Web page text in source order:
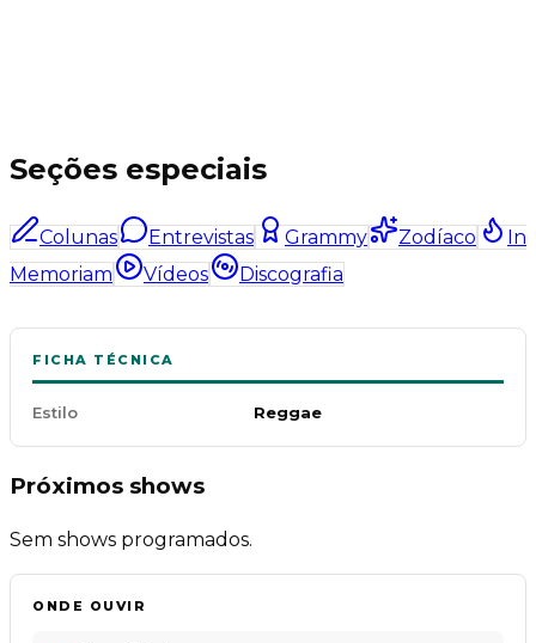
Seções especiais
Colunas Entrevistas Grammy Zodíaco
In
Memoriam
Vídeos Discografia
FICHA TÉCNICA
Estilo Reggae
Próximos shows
Sem shows programados.
ONDE OUVIR